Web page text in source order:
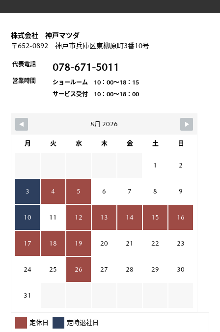
株式会社 神戸マツダ
〒652-0892 神戸市兵庫区東柳原町3番10号
代表電話 078-671-5011
営業時間
ショールーム 10：00～18：15
サービス受付 10：00～18：00
8月 2026
月 火 水 木 金 土 日
1 2
3 4 5 6 7 8 9
10 11 12 13 14 15 16
17 18 19 20 21 22 23
24 25 26 27 28 29 30
31
定休日 定時退社日